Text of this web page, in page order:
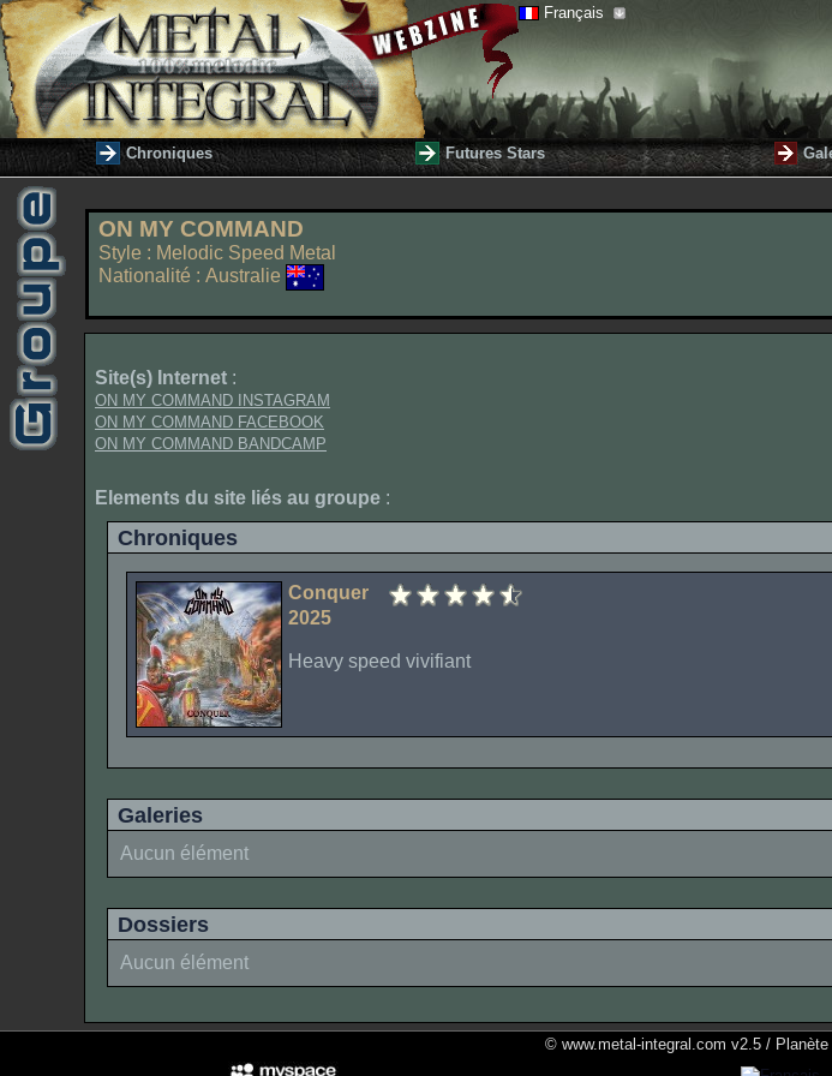
Français
Chroniques Futures Stars
ON MY COMMAND
Style : Melodic Speed Metal
Nationalité : Australie
Site(s) Internet :
ON MY COMMAND INSTAGRAM
ON MY COMMAND FACEBOOK
ON MY COMMAND BANDCAMP
Elements du site liés au groupe :
Chroniques
Conquer
2025
Heavy speed vivifiant
Galeries
Aucun élément
Dossiers
Aucun élément
© www.metal-integral.com v2.5 /